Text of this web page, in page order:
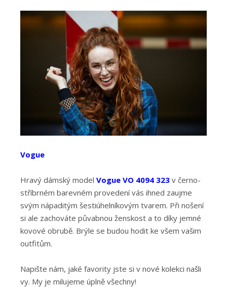
Vogue
Hravý dámský model Vogue VO 4094 323 v černo-
stříbrném barevném provedení vás ihned zaujme
svým nápaditým šestiúhelníkovým tvarem. Při nošení
si ale zachováte půvabnou ženskost a to díky jemné
kovové obrubě. Brýle se budou hodit ke všem vašim
outfitům.
Napište nám, jaké favority jste si v nové kolekci našli
vy. My je milujeme úplně všechny!